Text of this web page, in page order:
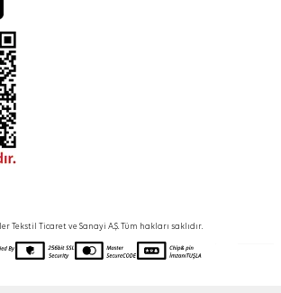
Tekstil Ticaret ve Sanayi A.Ş. Tüm hakları saklıdır.